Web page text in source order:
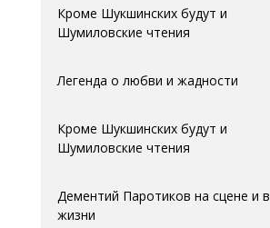
Кроме Шукшинских будут и
Шумиловские чтения
Легенда о любви и жадности
Кроме Шукшинских будут и
Шумиловские чтения
Дементий Паротиков на сцене и в
жизни